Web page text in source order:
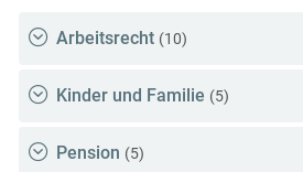
Arbeitsrecht (10)
Kinder und Familie (5)
Pension (5)